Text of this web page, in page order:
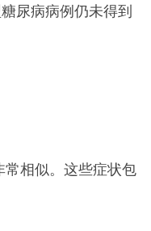
尿病病例仍未得到
常相似。这些症状包